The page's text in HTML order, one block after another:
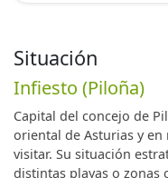
Situación
Infiesto (Piloña)
Capital del concejo de
oriental de Asturias y
visitar. Su situación
distintas playas o zonas